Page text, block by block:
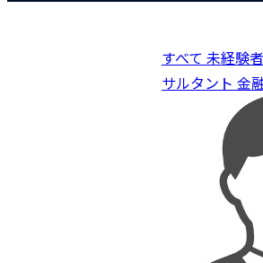
すべて 未経験
サルタント 金